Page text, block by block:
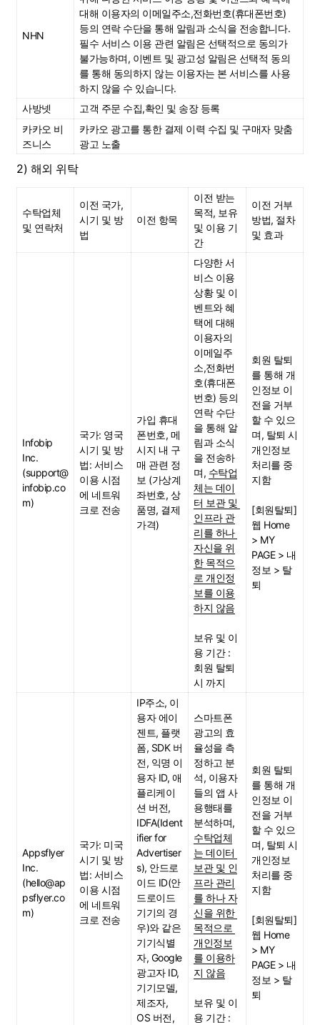
NHN
대해 이용자의 이메일주소,전화번호(휴대폰번호)
등의 연락 수단을 통해 알림과 소식을 전송합니다.
필수 서비스 이용 관련 알림은 선택적으로 동의가
불가능하며, 이벤트 및 광고성 알림은 선택적 동의
를 통해 동의하지 않는 이용자는 본 서비스를 사용
하지 않을 수 있습니다.
사방넷
고객 주문 수집,확인 및 송장 등록
카카오 비
즈니스
카카오 광고를 통한 결제 이력 수집 및 구매자 맞춤
광고 노출
2) 해외 위탁
수탁업체
및 연락처
이전 국가,
시기 및 방
법
이전 항목
이전 받는
목적, 보유
및 이용 기
간
이전 거부
방법, 절차
및 효과
Infobip
Inc.
(support@
infobip.co
m)
국가: 영국
시기 및 방
법: 서비스
이용 시점
에 네트워
크로 전송
가입 휴대
폰번호, 메
시지 내 구
매 관련 정
보 (가상계
좌번호, 상
품명, 결제
가격)
다양한 서
비스 이용
상황 및 이
벤트와 혜
택에 대해
이용자의
이메일주
소,전화번
호(휴대폰
번호) 등의
연락 수단
을 통해 알
림과 소식
을 전송하
며, 수탁업
체는 데이
터 보관 및
인프라 관
리를 하나
자신을 위
한 목적으
로 개인정
보를 이용
하지 않음
보유 및 이
용 기간 :
회원 탈퇴
시 까지
회원 탈퇴
를 통해 개
인정보 이
전을 거부
할 수 있으
며, 탈퇴 시
개인정보
처리를 중
지함
[회원탈퇴]
웹 Home
> MY
PAGE > 내
정보 > 탈
퇴
Appsflyer
Inc.
(hello@ap
psflyer.co
m)
국가: 미국
시기 및 방
법: 서비스
이용 시점
에 네트워
크로 전송
IP주소, 이
용자 에이
젠트, 플랫
폼, SDK 버
전, 익명 이
용자 ID, 애
플리케이
션 버전,
IDFA(Ident
ifier for
Advertiser
s), 안드로
이드 ID(안
드로이드
기기의 경
우)와 같은
기기식별
자, Google
광고자 ID,
기기모델,
제조자,
OS 버전,
스마트폰
광고의 효
율성을 측
정하고 분
석, 이용자
들의 앱 사
용행태를
수탁업체
는 데이터
보관 및 인
프라 관리
를 하나 자
신을 위한
목적으로
개인정보
를 이용하
지 않음
보유 및 이
용 기간 :
회원 탈퇴
를 통해 개
인정보 이
전을 거부
할 수 있으
며, 탈퇴 시
개인정보
처리를 중
지함
[회원탈퇴]
웹 Home
> MY
PAGE > 내
정보 > 탈
퇴